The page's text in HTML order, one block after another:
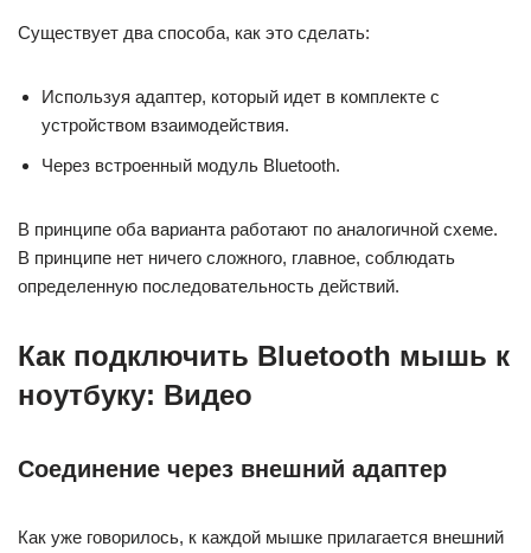
Существует два способа, как это сделать:
Используя адаптер, который идет в комплекте с
устройством взаимодействия.
Через встроенный модуль Bluetooth.
В принципе оба варианта работают по аналогичной схеме.
В принципе нет ничего сложного, главное, соблюдать
определенную последовательность действий.
Как подключить Bluetooth мышь к
ноутбуку: Видео
Соединение через внешний адаптер
Как уже говорилось, к каждой мышке прилагается внешний